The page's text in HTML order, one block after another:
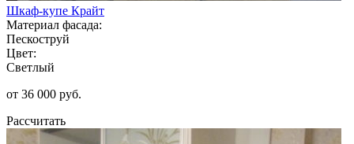
Шкаф-купе Крайт
Материал фасада:
Пескоструй
Цвет:
Светлый
от 36 000 руб.
Рассчитать